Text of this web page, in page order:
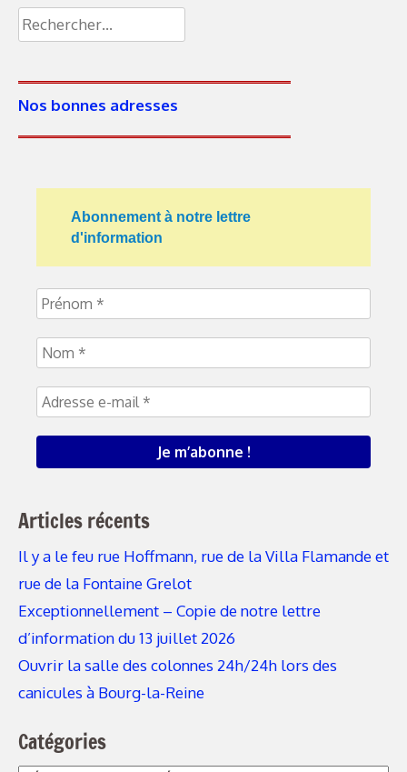
Rechercher :
Nos bonnes adresses
Abonnement à notre lettre
d'information
Articles récents
Il y a le feu rue Hoffmann, rue de la Villa Flamande et
rue de la Fontaine Grelot
Exceptionnellement – Copie de notre lettre
d’information du 13 juillet 2026
Ouvrir la salle des colonnes 24h/24h lors des
canicules à Bourg-la-Reine
Catégories